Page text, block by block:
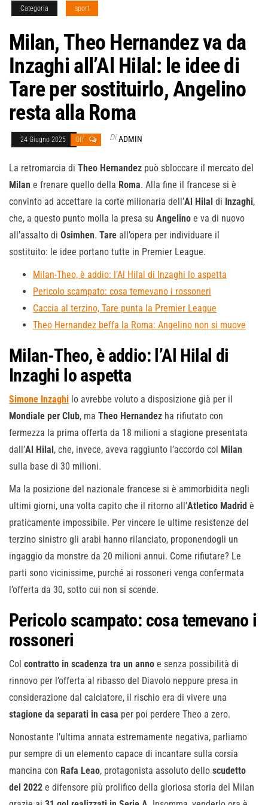
Categoria sport
Milan, Theo Hernandez va da
Inzaghi all’Al Hilal: le idee di
Tare per sostituirlo, Angelino
resta alla Roma
24 Giugno 2025 Off Di ADMIN
La retromarcia di Theo Hernandez può sbloccare il mercato del
Milan e frenare quello della Roma. Alla fine il francese si è
convinto ad accettare la corte milionaria dell’Al Hilal di Inzaghi,
che, a questo punto molla la presa su Angelino e va di nuovo
all’assalto di Osimhen. Tare all’opera per individuare il
sostituito: le idee portano tutte in Premier League.
Milan-Theo, è addio: l’Al Hilal di Inzaghi lo aspetta
Pericolo scampato: cosa temevano i rossoneri
Caccia al terzino, Tare punta la Premier League
Theo Hernandez beffa la Roma: Angelino non si muove
Milan-Theo, è addio: l’Al Hilal di
Inzaghi lo aspetta
Simone Inzaghi lo avrebbe voluto a disposizione già per il
Mondiale per Club, ma Theo Hernandez ha rifiutato con
fermezza la prima offerta da 18 milioni a stagione presentata
dall’Al Hilal, che, invece, aveva raggiunto l’accordo col Milan
sulla base di 30 milioni.
Ma la posizione del nazionale francese si è ammorbidita negli
ultimi giorni, una volta capito che il ritorno all’Atletico Madrid è
praticamente impossibile. Per vincere le ultime resistenze del
terzino sinistro gli arabi hanno rilanciato, proponendogli un
ingaggio da monstre da 20 milioni annui. Come rifiutare? Le
parti sono vicinissime, purché ai rossoneri venga confermata
l’offerta da 30, sotto cui non si scende.
Pericolo scampato: cosa temevano i
rossoneri
Col contratto in scadenza tra un anno e senza possibilità di
rinnovo per l’offerta al ribasso del Diavolo neppure presa in
considerazione dal calciatore, il rischio era di vivere una
stagione da separati in casa per poi perdere Theo a zero.
Nonostante l’ultima annata estremamente negativa, parliamo
pur sempre di un elemento capace di incantare sulla corsia
mancina con Rafa Leao, protagonista assoluto dello scudetto
del 2022 e difensore più prolifico della gloriosa storia del Milan